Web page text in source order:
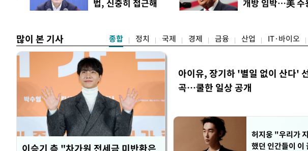
수십만원에서 많게는 100만원이 넘는 돈을 성
법, 신중히 접근해
개방 임박…美 수
많이 본 기사 종합 정치 국제 경제 금융 산업 IT·바이오
이승기 측 "차가원 전세금 미반환은
아이유, 장기하 '별일 없이 산다'
곡…쿨한 일상 공개
허지웅 "우리가
했던 인간들이 이